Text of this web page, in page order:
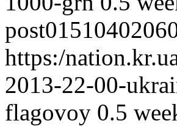
https:/
2013-22-00-
flagovoy 0.5